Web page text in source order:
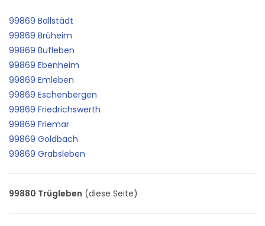
99869 Ballstädt
99869 Brüheim
99869 Bufleben
99869 Ebenheim
99869 Emleben
99869 Eschenbergen
99869 Friedrichswerth
99869 Friemar
99869 Goldbach
99869 Grabsleben
99880 Trügleben (diese Seite)